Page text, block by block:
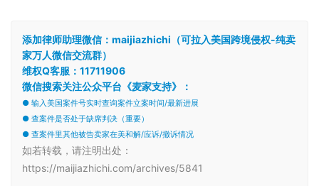
添加律师助理微信：maijiazhichi（可拉入美国跨境侵权-纯卖
家万人微信交流群）
维权Q客服：11711906
微信搜索关注公众平台《麦家支持》：
● 输入美国案件号实时查询案件立案时间/最新进展
● 查案件是否处于缺席判决（重要）
● 查案件里其他被告卖家在美和解/应诉/撤诉情况
如若转载，请注明出处：
https://maijiazhichi.com/archives/5841